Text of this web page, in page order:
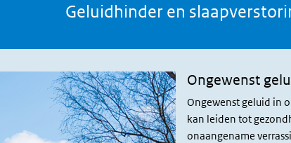
Geluidhinder en
Ongewenst
Ongewenst geluid in
kan leiden tot
onaangename